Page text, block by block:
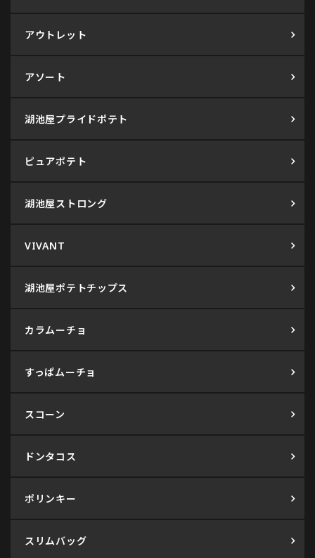
アウトレット
アソート
湖池屋プライドポテト
ピュアポテト
湖池屋ストロング
VIVANT
湖池屋ポテトチップス
カラムーチョ
すっぱムーチョ
スコーン
ドンタコス
ポリンキー
スリムバッグ